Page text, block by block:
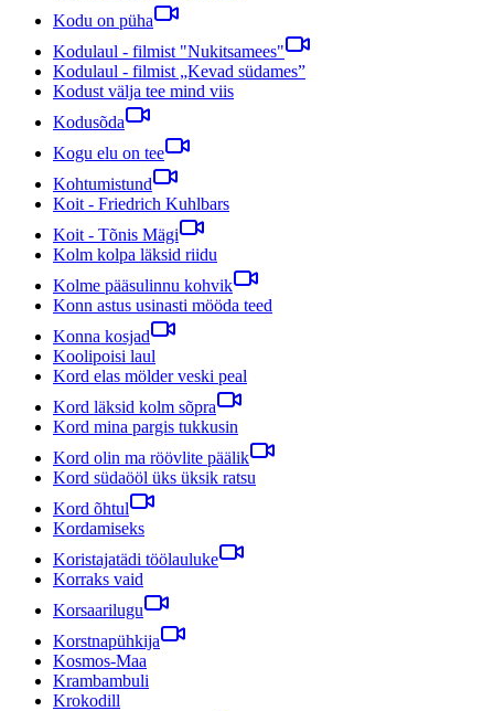
Kodu on püha
Kodulaul - filmist "Nukitsamees"
Kodulaul - filmist „Kevad südames”
Kodust välja tee mind viis
Kodusõda
Kogu elu on tee
Kohtumistund
Koit - Friedrich Kuhlbars
Koit - Tõnis Mägi
Kolm kolpa läksid riidu
Kolme pääsulinnu kohvik
Konn astus usinasti mööda teed
Konna kosjad
Koolipoisi laul
Kord elas mölder veski peal
Kord läksid kolm sõpra
Kord mina pargis tukkusin
Kord olin ma röövlite päälik
Kord südaööl üks üksik ratsu
Kord õhtul
Kordamiseks
Koristajatädi töölauluke
Korraks vaid
Korsaarilugu
Korstnapühkija
Kosmos-Maa
Krambambuli
Krokodill